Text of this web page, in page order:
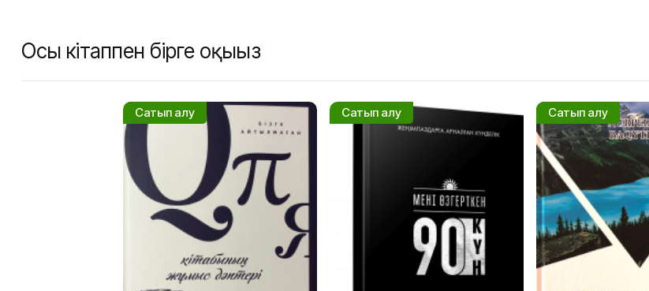
Осы кітаппен бірге оқыңыз
Сатып алу Сатып алу Сатып алу